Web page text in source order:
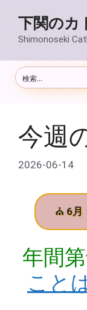
下関のカ
Shimonoseki
今週
2026-06-14
⛪ 6月
年間
こと